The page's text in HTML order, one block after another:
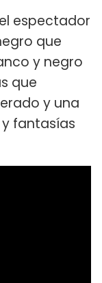
espectador
que
y negro
que
y una
fantasías